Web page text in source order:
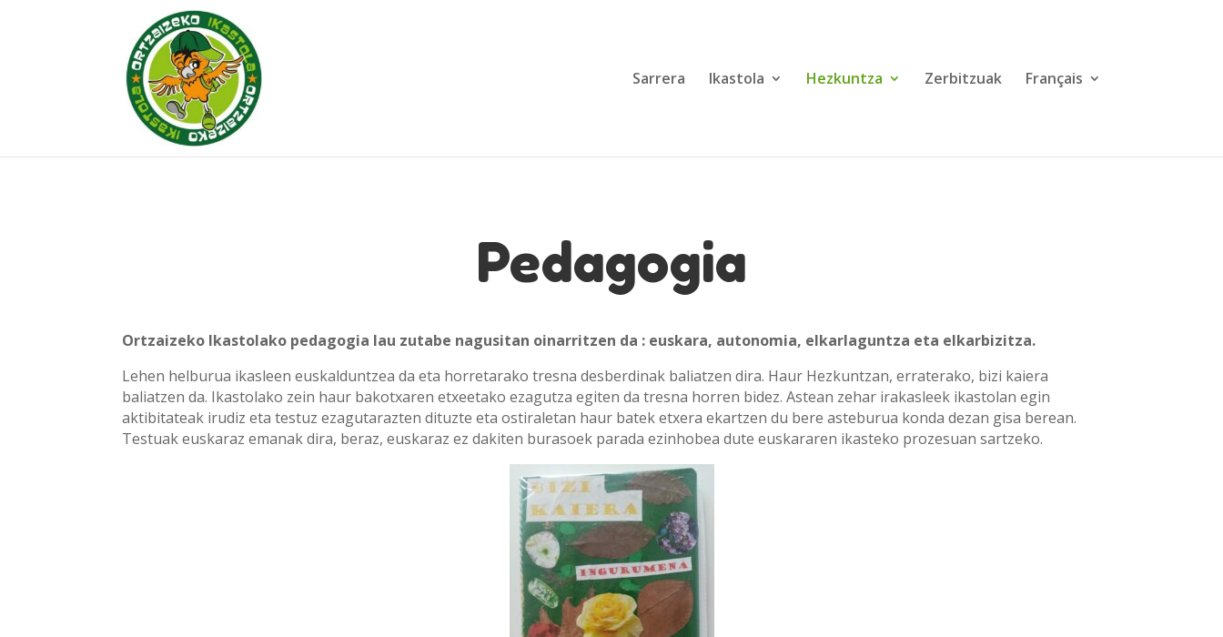
Sarrera Ikastola Hezkuntza Zerbitzuak Français
Pedagogia
Ortzaizeko Ikastolako pedagogia lau zutabe nagusitan oinarritzen da : euskara, autonomia, elkarlaguntza eta elkarbizitza.
Lehen helburua ikasleen euskalduntzea da eta horretarako tresna desberdinak baliatzen dira. Haur Hezkuntzan, erraterako, bizi kaiera
baliatzen da. Ikastolako zein haur bakotxaren etxeetako ezagutza egiten da tresna horren bidez. Astean zehar irakasleek ikastolan egin
aktibitateak irudiz eta testuz ezagutarazten dituzte eta ostiraletan haur batek etxera ekartzen du bere asteburua konda dezan gisa berean.
Testuak euskaraz emanak dira, beraz, euskaraz ez dakiten burasoek parada ezinhobea dute euskararen ikasteko prozesuan sartzeko.